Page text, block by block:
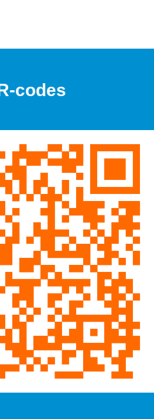
codes